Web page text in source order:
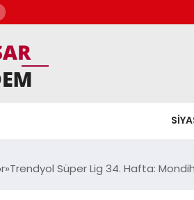
Trendyol Süper Lig 34. Hafta: